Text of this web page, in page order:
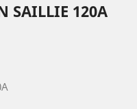
SAILLIE 120A